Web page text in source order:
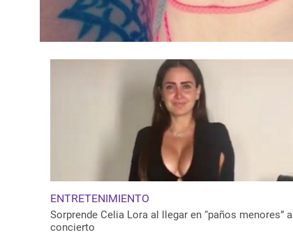
ENTRETENIMIENTO
Sorprende Celia Lora al llegar en “paños menores” a
concierto